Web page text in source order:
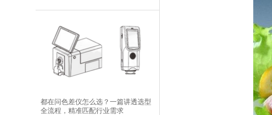
都在问色差仪怎么选？一篇讲透选型
全流程，精准匹配行业需求